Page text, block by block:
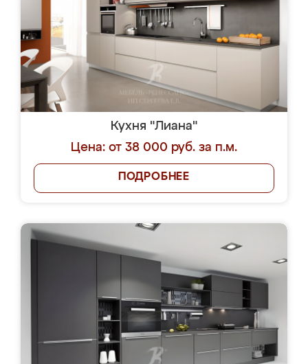
Кухня "Лиана"
Цена: от 38 000 руб. за п.м.
ПОДРОБНЕЕ